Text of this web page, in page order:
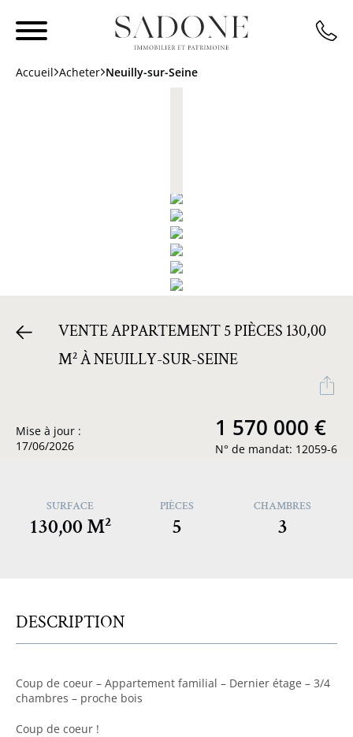
Accueil Acheter Neuilly-sur-Seine
VENTE APPARTEMENT 5 PIÈCES 130,00
M² À NEUILLY-SUR-SEINE
Mise à jour :
17/06/2026
1 570 000 €
N° de mandat: 12059-6
SURFACE
130,00 M²
PIÈCES
5
CHAMBRES
3
DESCRIPTION
Coup de coeur – Appartement familial – Dernier étage – 3/4
chambres – proche bois
Coup de coeur !